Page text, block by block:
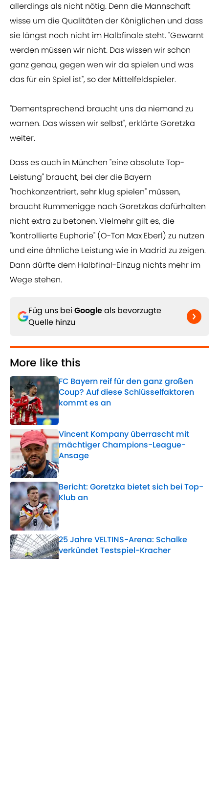
allerdings als nicht nötig. Denn die Mannschaft
wisse um die Qualitäten der Königlichen und dass
sie längst noch nicht im Halbfinale steht. "Gewarnt
werden müssen wir nicht. Das wissen wir schon
ganz genau, gegen wen wir da spielen und was
das für ein Spiel ist", so der Mittelfeldspieler.
"Dementsprechend braucht uns da niemand zu
warnen. Das wissen wir selbst", erklärte Goretzka
weiter.
Dass es auch in München "eine absolute Top-
Leistung" braucht, bei der die Bayern
"hochkonzentriert, sehr klug spielen" müssen,
braucht Rummenigge nach Goretzkas dafürhalten
nicht extra zu betonen. Vielmehr gilt es, die
"kontrollierte Euphorie" (O-Ton Max Eberl) zu nutzen
und eine ähnliche Leistung wie in Madrid zu zeigen.
Dann dürfte dem Halbfinal-Einzug nichts mehr im
Wege stehen.
Füg uns bei Googleals bevorzugte
Quelle hinzu
More like this
FC Bayern reif für den ganz großen
Coup? Auf diese Schlüsselfaktoren
kommt es an
Published by on Invalid Date
Vincent Kompany überrascht mit
mächtiger Champions-League-
Ansage
Published by on Invalid Date
Bericht: Goretzka bietet sich bei Top-
Klub an
Published by on Invalid Date
25 Jahre VELTINS-Arena: Schalke
verkündet Testspiel-Kracher
Published by on Invalid Date